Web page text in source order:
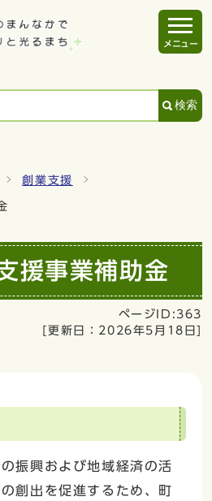
検索
メニュー
創業支援
援事業補助金
ページID:363
[更新日： 2026年5月18日]
振興および地域経済の活
創出を促進するため、町